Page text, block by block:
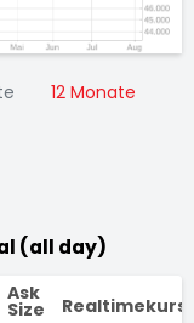
12 Monate
(all day)
Ask
Size
Realtimekurs